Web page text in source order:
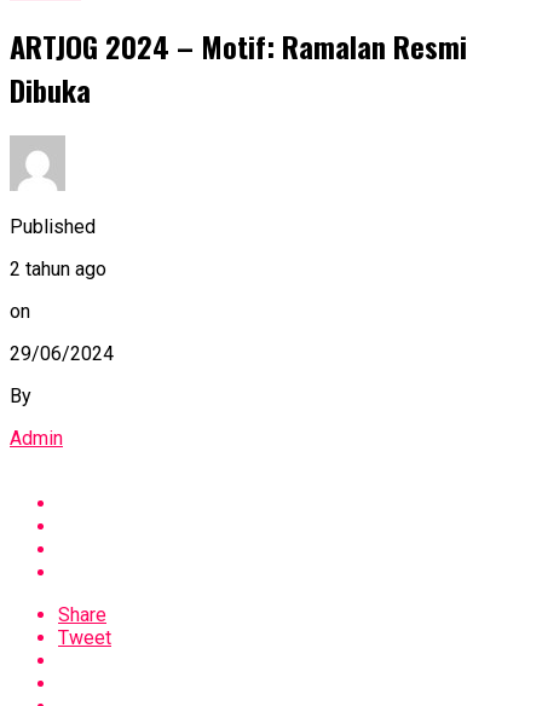
ARTJOG 2024 – Motif: Ramalan Resmi
Dibuka
Published
2 tahun ago
on
29/06/2024
By
Admin
Share
Tweet